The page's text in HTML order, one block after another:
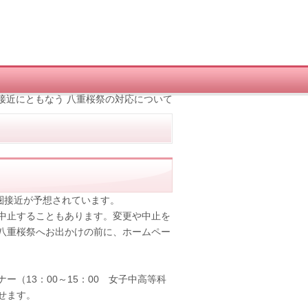
近にともなう 八重桜祭の対応について
近が予想されています。
止することもあります。変更や中止を
重桜祭へお出かけの前に、ホームペー
ー（13：00～15：00 女子中高等科
す。